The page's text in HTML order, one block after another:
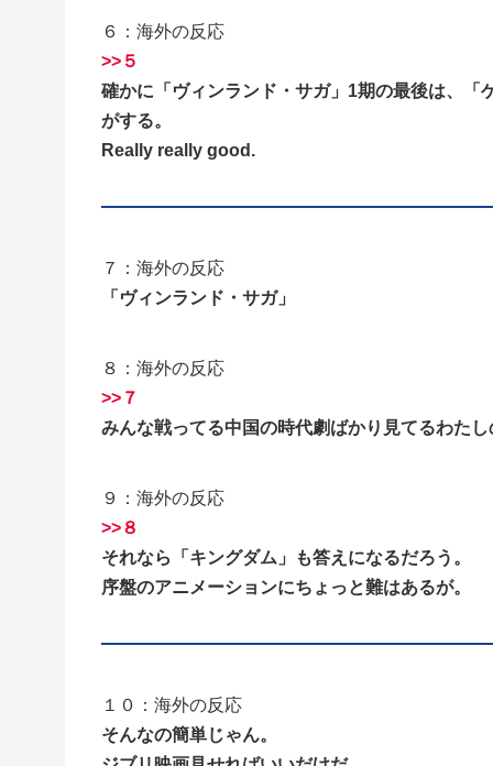
６：海外の反応
>>５
確かに「ヴィンランド・サガ」1期の最後は、「
がする。
Really really good.
７：海外の反応
「ヴィンランド・サガ」
８：海外の反応
>>７
みんな戦ってる中国の時代劇ばかり見てるわた
９：海外の反応
>>８
それなら「キングダム」も答えになるだろう。
序盤のアニメーションにちょっと難はあるが。
１０：海外の反応
そんなの簡単じゃん。